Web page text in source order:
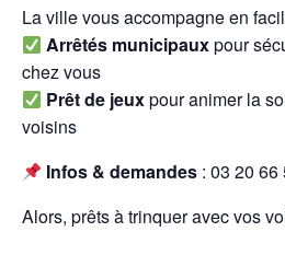
La ville vous accompagne en
Arrêtés municipauxpour
chez vous
Prêt de jeuxpour animer la
voisins
Infos & demandes : 03 20 66
Alors, prêts à trinquer avec vos